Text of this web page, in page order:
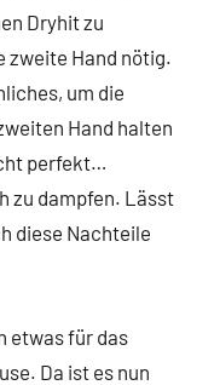
Dryhit zu
zweite Hand nötig.
um die
Hand halten
perfekt…
zu dampfen. Lässt
diese Nachteile
etwas für das
Da ist es nun